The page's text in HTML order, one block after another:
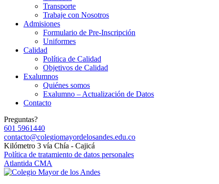
Transporte
Trabaje con Nosotros
Admisiones
Formulario de Pre-Inscripción
Uniformes
Calidad
Política de Calidad
Objetivos de Calidad
Exalumnos
Quiénes somos
Exalumno – Actualización de Datos
Contacto
Preguntas?
601 5961440
contacto@colegiomayordelosandes.edu.co
Kilómetro 3 vía Chía - Cajicá
Política de tratamiento de datos personales
Atlantida CMA